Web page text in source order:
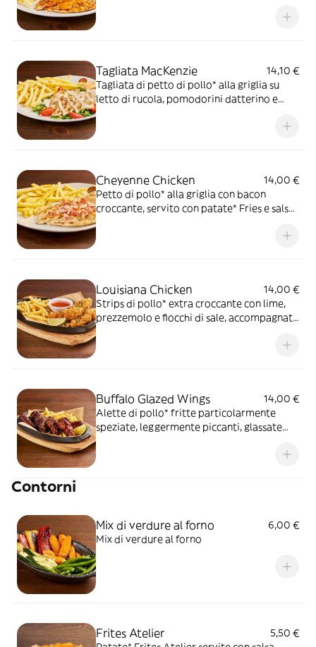
Tagliata MacKenzie
14,10 €
Tagliata di petto di pollo* alla griglia su
letto di rucola, pomodorini datterino e
Cheyenne Chicken
14,00 €
Petto di pollo* alla griglia con bacon
croccante, servito con patate* Fries e salsa
Louisiana Chicken
14,00 €
Strips di pollo* extra croccante con lime,
prezzemolo e fiocchi di sale, accompagnati
Buffalo Glazed Wings
14,00 €
Alette di pollo* fritte particolarmente
speziate, leggermente piccanti, glassate
Contorni
Mix di verdure al forno
6,00 €
Mix di verdure al forno
Frites Atelier
5,50 €